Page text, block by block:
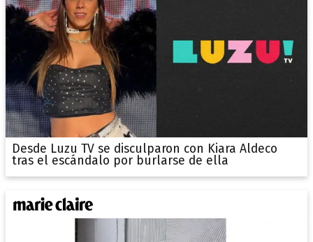
Desde Luzu TV se disculparon con Kiara Aldeco
tras el escándalo por burlarse de ella